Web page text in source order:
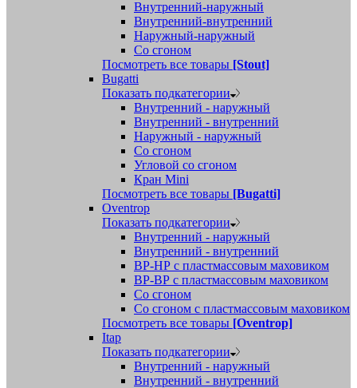
Внутренний-наружный
Внутренний-внутренний
Наружный-наружный
Со сгоном
Посмотреть все товары [Stout]
Bugatti
Показать подкатегории
Внутренний - наружный
Внутренний - внутренний
Наружный - наружный
Со сгоном
Угловой со сгоном
Кран Mini
Посмотреть все товары [Bugatti]
Oventrop
Показать подкатегории
Внутренний - наружный
Внутренний - внутренний
ВР-НР с пластмассовым маховиком
ВР-ВР с пластмассовым маховиком
Со сгоном
Со сгоном с пластмассовым маховиком
Посмотреть все товары [Oventrop]
Itap
Показать подкатегории
Внутренний - наружный
Внутренний - внутренний